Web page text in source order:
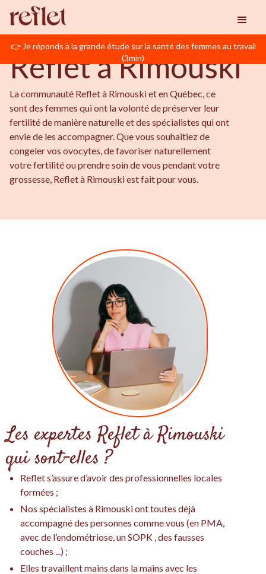
👉 Je réponds à la grande étude sur la santé des femmes au travail
(3min)
Reflet Rimouski
Reflet à Rimouski
La communauté Reflet à Rimouski et en Québec, ce
sont des femmes qui ont la volonté de préserver leur
fertilité de manière naturelle et des spécialistes qui ont
envie de les accompagner. Que vous souhaitiez de
congeler vos ovocytes, de favoriser naturellement
votre fertilité ou prendre soin de vous pendant votre
grossesse, Reflet à Rimouski est fait pour vous.
Les expertes Reflet à Rimouski
qui sont-elles ?
Reflet s’assure d’avoir des professionnelles locales
formées ;
Nos spécialistes à Rimouski ont toutes déjà
accompagné des personnes comme vous (en PMA,
avec de l’endométriose, un SOPK , des fausses
couches ...) ;
Elles travaillent mains dans la mains avec les